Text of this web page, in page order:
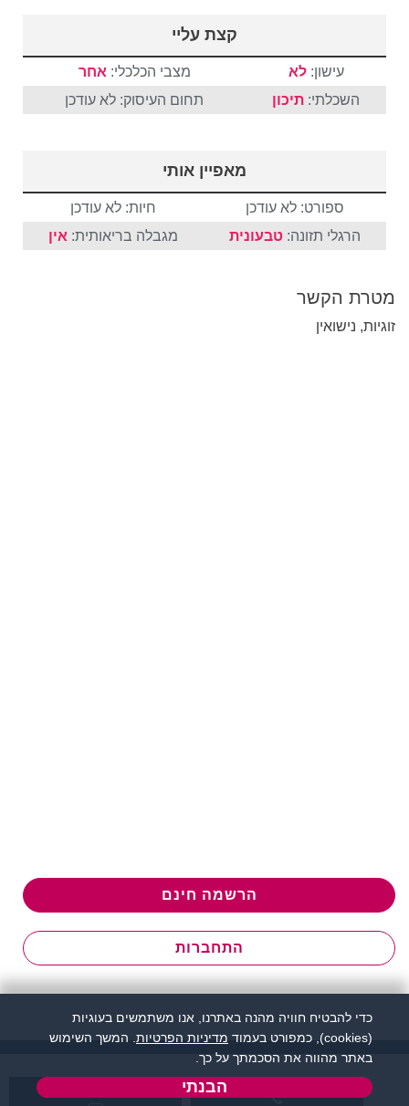
קצת עליי
עישון:לא מצבי הכלכלי: אחר
השכלתי: תיכון תחום העיסוק: לא עודכן
מאפיין אותי
ספורט: לא עודכן
חיות: לא עודכן
הרגלי תזונה: טבעונית מגבלה בריאותית: אין
מטרת הקשר
זוגיות, נישואין
הרשמה חינם
התחברות
כדי להבטיח חוויה מהנה באתרנו, אנו משתמשים בעוגיות
(cookies), כמפורט בעמוד
מדיניות הפרטיות . המשך השימוש
באתר מהווה את הסכמתך על כך.
הבנתי